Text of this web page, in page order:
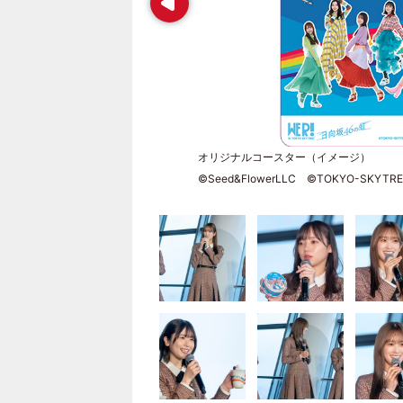
オリジナルコースター（イメージ）
©Seed&FlowerLLC ©TOKYO-